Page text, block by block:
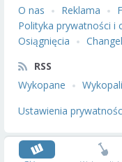
O nas
Reklama
Polityka prywatności i
Osiągnięcia
RSS
Wykopane
Ustawienia